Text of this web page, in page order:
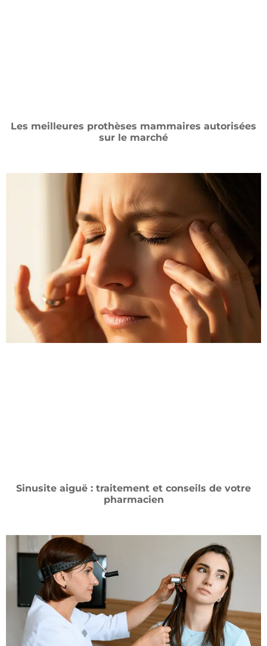
Les meilleures prothèses mammaires autorisées
sur le marché
Sinusite aiguë : traitement et conseils de votre
pharmacien